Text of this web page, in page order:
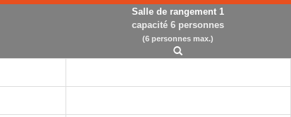
Salle de rangement 1
capacité 6 personnes
(6 personnes max.)